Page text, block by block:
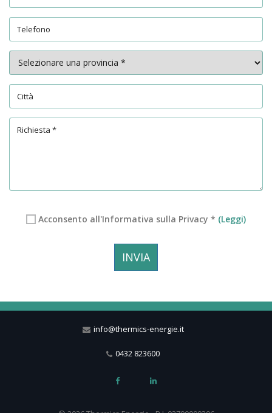
Acconsento all'Informativa sulla Privacy * (Leggi)
INVIA
info@thermics-energie.it
0432 823600